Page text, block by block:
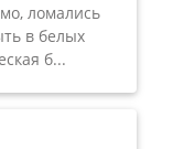
ломались
в белых
б...